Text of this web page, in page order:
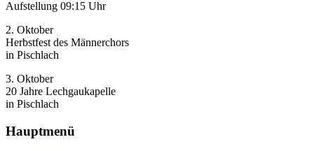
Aufstellung 09:15 Uhr
2. Oktober
Herbstfest des Männerchors
in Pischlach
3. Oktober
20 Jahre Lechgaukapelle
in Pischlach
Hauptmenü